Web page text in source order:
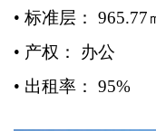
• 标准层： 965.77
• 产权： 办公
• 出租率： 95%